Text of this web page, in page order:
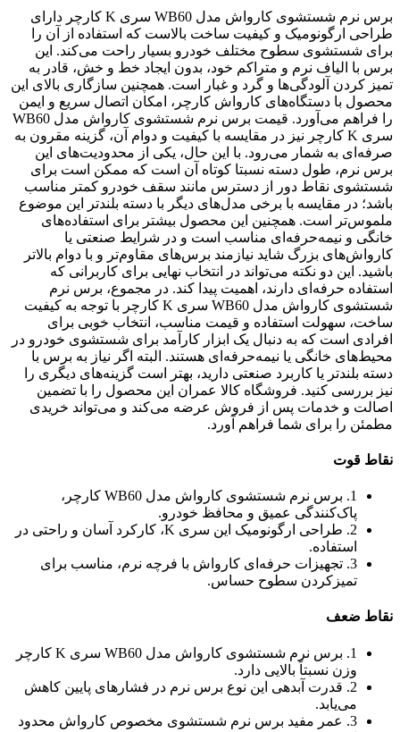
برس نرم شستشوی کارواش مدل WB60 سری K کارچر دارای
طراحی ارگونومیک و کیفیت ساخت بالاست که استفاده از آن را
برای شستشوی سطوح مختلف خودرو بسیار راحت می‌کند. این
برس با الیاف نرم و متراکم خود، بدون ایجاد خط و خش، قادر به
تمیز کردن آلودگی‌ها و گرد و غبار است. همچنین سازگاری بالای این
محصول با دستگاه‌های کارواش کارچر، امکان اتصال سریع و ایمن
را فراهم می‌آورد. قیمت برس نرم شستشوی کارواش مدل WB60
سری K کارچر نیز در مقایسه با کیفیت و دوام آن، گزینه مقرون به
صرفه‌ای به شمار می‌رود. با این حال، یکی از محدودیت‌های این
برس نرم، طول دسته نسبتا کوتاه آن است که ممکن است برای
شستشوی نقاط دور از دسترس مانند سقف خودرو کمتر مناسب
باشد؛ در مقایسه با برخی مدل‌های دیگر با دسته بلندتر این موضوع
ملموس‌تر است. همچنین این محصول بیشتر برای استفاده‌های
خانگی و نیمه‌حرفه‌ای مناسب است و در شرایط صنعتی یا
کارواش‌های بزرگ شاید نیازمند برس‌های مقاوم‌تر و با دوام بالاتر
باشید. این دو نکته می‌تواند در انتخاب نهایی برای کاربرانی که
استفاده حرفه‌ای دارند، اهمیت پیدا کند. در مجموع، برس نرم
شستشوی کارواش مدل WB60 سری K کارچر با توجه به کیفیت
ساخت، سهولت استفاده و قیمت مناسب، انتخاب خوبی برای
افرادی است که به دنبال یک ابزار کارآمد برای شستشوی خودرو در
محیط‌های خانگی یا نیمه‌حرفه‌ای هستند. البته اگر نیاز به برس با
دسته بلندتر یا کاربرد صنعتی دارید، بهتر است گزینه‌های دیگری را
نیز بررسی کنید. فروشگاه کالا عمران این محصول را با تضمین
اصالت و خدمات پس از فروش عرضه می‌کند و می‌تواند خریدی
مطمئن را برای شما فراهم آورد.
نقاط قوت
1. برس نرم شستشوی کارواش مدل WB60 کارچر،
پاک‌کنندگی عمیق و محافظ خودرو.
2. طراحی ارگونومیک این سری K، کارکرد آسان و راحتی در
استفاده.
3. تجهیزات حرفه‌ای کارواش با فرچه نرم، مناسب برای
تمیزکردن سطوح حساس.
نقاط ضعف
1. برس نرم شستشوی کارواش مدل WB60 سری K کارچر
وزن نسبتاً بالایی دارد.
2. قدرت آبدهی این نوع برس نرم در فشارهای پایین کاهش
می‌یابد.
3. عمر مفید برس نرم شستشوی مخصوص کارواش محدود